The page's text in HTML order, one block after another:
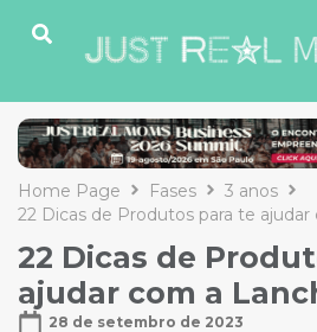
Home Page Fases
3 anos
22 Dicas de Produtos para te
22 Dicas de
ajudar com a
28 de setembro de 2023